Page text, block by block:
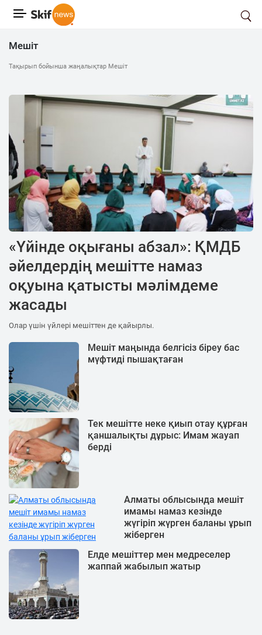
Мешіт
Тақырып бойынша жаңалықтар Мешіт
«Үйінде оқығаны абзал»: ҚМДБ
әйелдердің мешітте намаз
оқуына қатысты мәлімдеме
жасады
Олар үшін үйлері мешіттен де қайырлы.
Мешіт маңында белгісіз біреу бас
мүфтиді пышақтаған
Тек мешітте неке қиып отау құрған
қаншалықты дұрыс: Имам жауап
берді
Алматы облысында мешіт
имамы намаз кезінде
жүгіріп жүрген баланы ұрып
жіберген
Елде мешіттер мен медреселер
жаппай жабылып жатыр